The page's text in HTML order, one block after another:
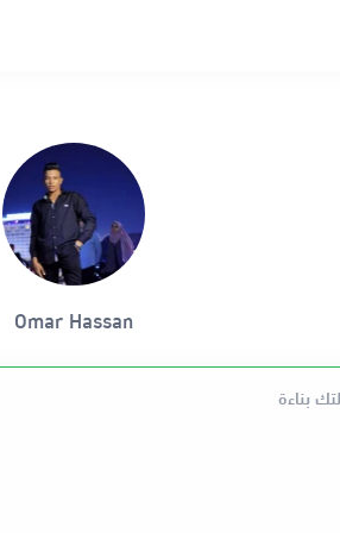
Omar Hassan